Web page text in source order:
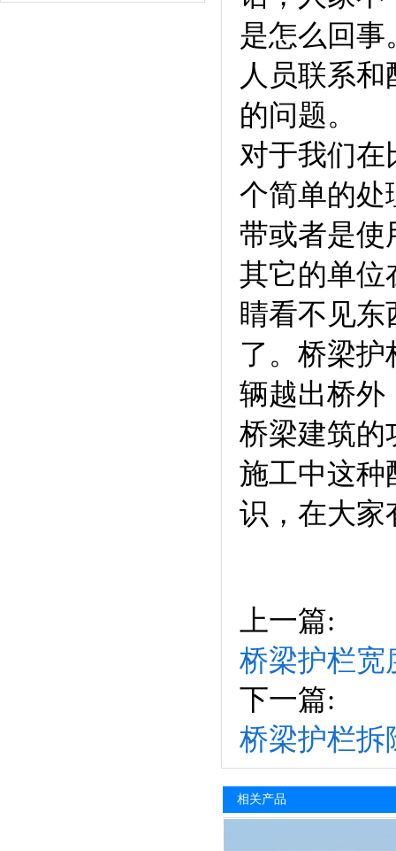
是怎么回事
人员联系
的问题。
对于我们
个简单的处
带或者是使
其它的单位
睛看不见
了。桥梁
辆越出桥外
桥梁建筑的
施工中这种
识，在大家
上一篇:
桥梁护栏宽
下一篇:
桥梁护栏拆
相关产品